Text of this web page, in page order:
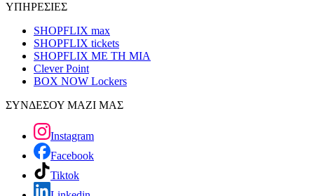
ΥΠΗΡΕΣΙΕΣ
SHOPFLIX max
SHOPFLIX tickets
SHOPFLIX ΜΕ ΤΗ ΜΙΑ
Clever Point
BOX NOW Lockers
ΣΥΝΔΕΣΟΥ ΜΑΖΙ ΜΑΣ
Instagram
Facebook
Tiktok